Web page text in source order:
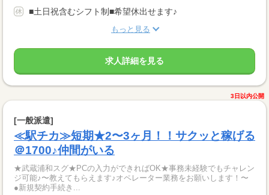
■土日祝含むシフト制■希望休出せます♪
もっと見る
求人詳細を見る
3日以内公開
[一般派遣]
≪駅チカ≫短期★2〜3ヶ月！！サクッと稼げる
＠1700♪仲間がいる
★武蔵浦和スグ★PCの入力ができればOK★事務未経験でもチャレン
ジ可能♪〜教えてもらえます♪オペレーター業務をお願いします！〜
●新規契約手続き...